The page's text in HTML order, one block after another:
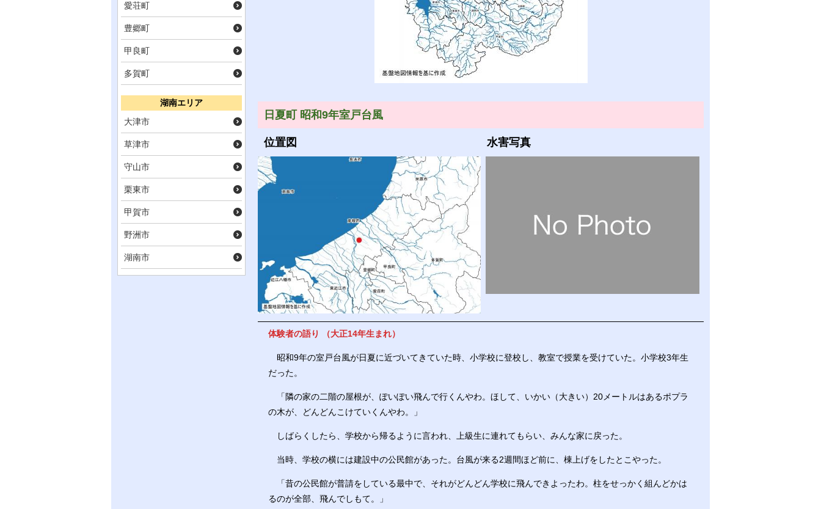
愛荘町
豊郷町
甲良町
多賀町
湖南エリア
大津市
草津市
守山市
栗東市
甲賀市
野洲市
湖南市
日夏町 昭和9年室戸台風
位置図 水害写真
体験者の語り （大正14年生まれ）
昭和9年の室戸台風が日夏に近づいてきていた時、小学校に登校し、教室で授業を受けていた。小学校3年生
だった。
「隣の家の二階の屋根が、ぽいぽい飛んで行くんやわ。ほして、いかい（大きい）20メートルはあるポプラ
の木が、どんどんこけていくんやわ。」
しばらくしたら、学校から帰るように言われ、上級生に連れてもらい、みんな家に戻った。
当時、学校の横には建設中の公民館があった。台風が来る2週間ほど前に、棟上げをしたとこやった。
「昔の公民館が普請をしている最中で、それがどんどん学校に飛んできよったわ。柱をせっかく組んどかは
るのが全部、飛んでしもて。」